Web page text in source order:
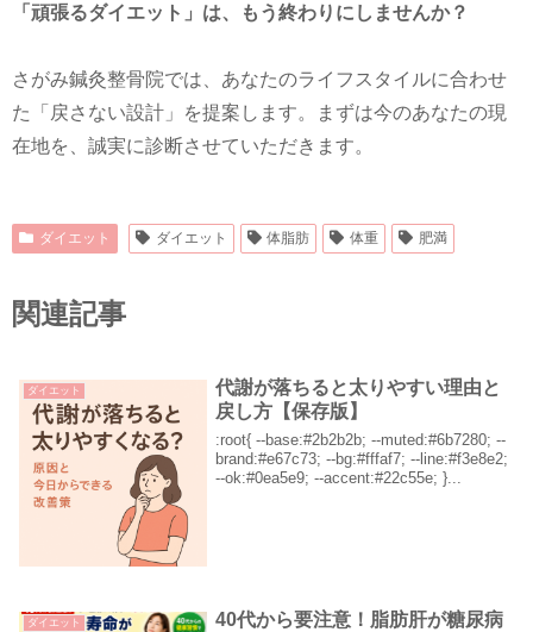
「頑張るダイエット」は、もう終わりにしませんか？
さがみ鍼灸整骨院では、あなたのライフスタイルに合わせ
た「戻さない設計」を提案します。まずは今のあなたの現
在地を、誠実に診断させていただきます。
ダイエット ダイエット 体脂肪 体重 肥満
関連記事
ダイエット
代謝が落ちると太りやすい理由と
戻し方【保存版】
:root{ --base:#2b2b2b; --muted:#6b7280; --
brand:#e67c73; --bg:#fffaf7; --line:#f3e8e2;
--ok:#0ea5e9; --accent:#22c55e; }...
ダイエット
40代から要注意！脂肪肝が糖尿病